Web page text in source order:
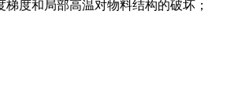
度和局部高温对物料结构的破坏；